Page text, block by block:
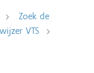
Zoek de
VTS